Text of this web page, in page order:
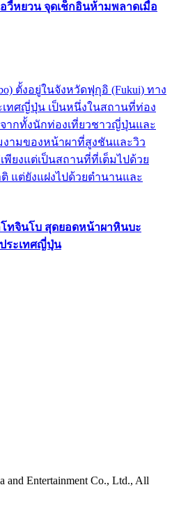
วี้หยวน จุดเช็กอินห้ามพลาดเมื่อ
ตั้งอยู่ในจังหวัดฟุกุอิ (Fukui) ทาง
ทศญี่ปุ่น เป็นหนึ่งในสถานที่ท่อง
ากทั้งนักท่องเที่ยวชาวญี่ปุ่นและ
งามของหน้าผาที่สูงชันและวิว
ยงแต่เป็นสถานที่ที่เต็มไปด้วย
แต่ยังแฝงไปด้วยตำนานและ
โทจินโบ สุดยอดหน้าผาหินบะ
ระเทศญี่ปุ่น
and Entertainment Co., Ltd., All